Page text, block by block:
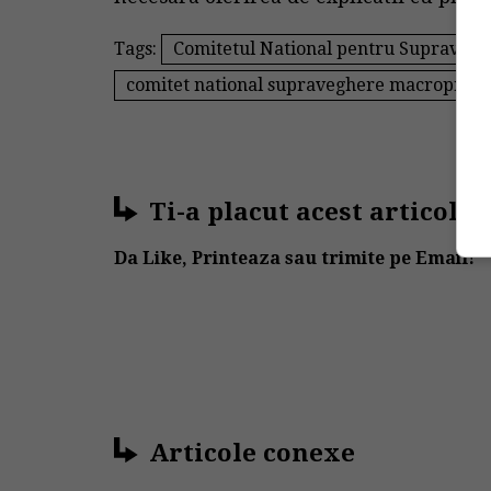
Tags: Comitetul National pentru
comitet national supraveghere
Ti-a placut acest articol?
Da Like, Printeaza sau trimite pe Email!
Articole conexe